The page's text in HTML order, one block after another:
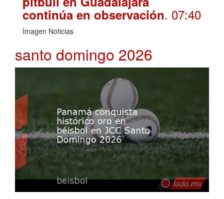
continúa en observación. 07:40
Imagen Noticias
santo domingo 2026